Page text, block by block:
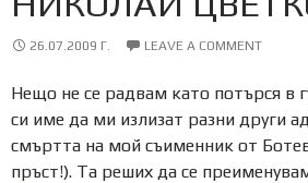
26.07.2009 Г. LEAVE A COMMENT
Нещо не се радвам като потърся в
си име да ми излизат разни други
смъртта на мой съименник от
пръст!). Та реших да се